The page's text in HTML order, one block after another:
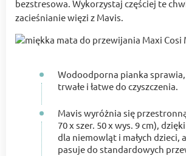
bezstresowa. Wykorzystaj częściej te
zacieśnianie więzi z Mavis.
Wodoodporna pianka sprawia,
trwałe i łatwe do czyszczenia.
Mavis wyróżnia się
70 x szer. 50 x wys. 9 cm),
dla niemowląt i małych dzieci,
pasuje do standardowych